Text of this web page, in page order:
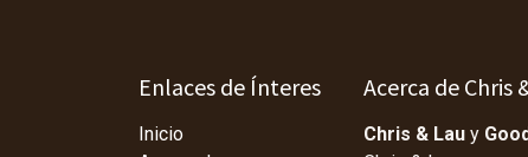
Enlaces de Ínteres
Inicio
Acerca de Chris
Chris & Lau y